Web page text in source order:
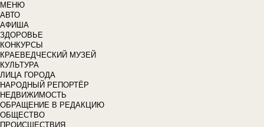
МЕНЮ
АВТО
АФИША
ЗДОРОВЬЕ
КОНКУРСЫ
КРАЕВЕДЧЕСКИЙ МУЗЕЙ
КУЛЬТУРА
ЛИЦА ГОРОДА
НАРОДНЫЙ РЕПОРТЁР
НЕДВИЖИМОСТЬ
ОБРАЩЕНИЕ В РЕДАКЦИЮ
ОБЩЕСТВО
ПРОИСШЕСТВИЯ